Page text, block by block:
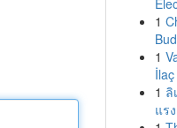
1
1
1 ลิ
แร